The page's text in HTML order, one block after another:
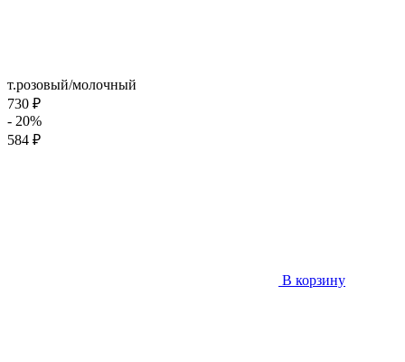
т.розовый/молочный
730 ₽
- 20%
584 ₽
В корзину